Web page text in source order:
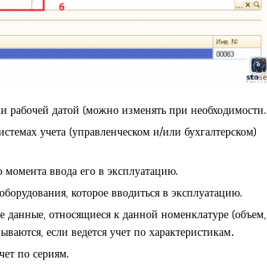
рабочей датой (можно изменять при необходимости.
учета (управленческом и/или бухгалтерском)
ввода его в эксплуатацию.
которое вводиться в эксплуатацию.
данные, относящиеся к данной номенклатуре (объем,
если ведется учет по характеристикам.
по сериям.